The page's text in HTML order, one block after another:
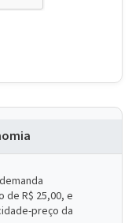
R$ 25,00, e
preço da